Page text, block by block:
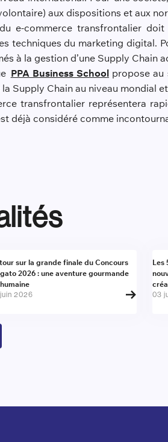
aux dispositions et aux
e-commerce transfrontalier
techniques du marketing digital.
à la gestion d’une Supply Chain
PPA Business School propose au
Supply Chain au niveau mondial
transfrontalier représentera
déjà considéré comme
sur la grande finale du Concours
2026 : une aventure gourmande
juin 2026
Les
03